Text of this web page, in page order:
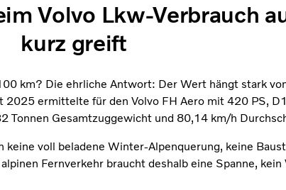
Volvo Lkw-Verbrauch
kurz greift
km? Die ehrliche Antwort: Der Wert hängt stark
2025 ermittelte für den Volvo FH Aero mit 420 PS,
Gesamtzuggewicht und 80,14 km/h
voll beladene Winter-Alpenquerung, keine
Fernverkehr braucht deshalb eine Spanne, kein